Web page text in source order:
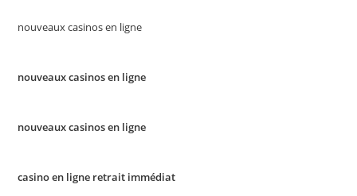
nouveaux casinos en ligne
nouveaux casinos en ligne
nouveaux casinos en ligne
casino en ligne retrait immédiat